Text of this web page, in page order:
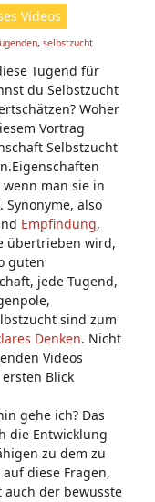
n:
Videos
, selbstzucht
Tugend für
du Selbstzucht
Woher
Vortrag
Selbstzucht
man sie in
also
Empfindung,
übertrieben wird,
guten
jede Tugend,
sind zum
Denken. Nicht
Videos
Blick
gehe ich? Das
die Entwicklung
zu dem zu
diese Fragen,
auch der bewusste